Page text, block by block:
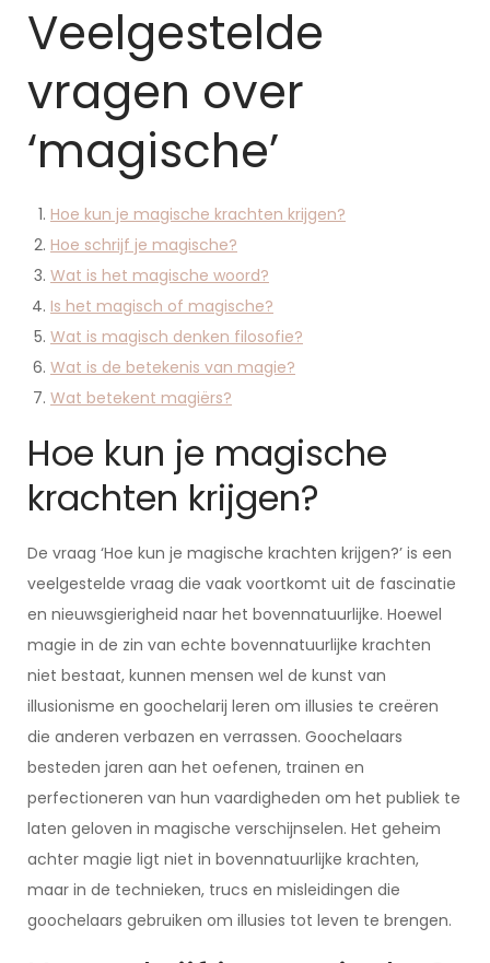
Veelgestelde
vragen over
‘magische’
Hoe kun je magische krachten krijgen?
Hoe schrijf je magische?
Wat is het magische woord?
Is het magisch of magische?
Wat is magisch denken filosofie?
Wat is de betekenis van magie?
Wat betekent magiërs?
Hoe kun je magische
krachten krijgen?
De vraag ‘Hoe kun je magische krachten krijgen?’ is een
veelgestelde vraag die vaak voortkomt uit de fascinatie
en nieuwsgierigheid naar het bovennatuurlijke. Hoewel
magie in de zin van echte bovennatuurlijke krachten
niet bestaat, kunnen mensen wel de kunst van
illusionisme en goochelarij leren om illusies te creëren
die anderen verbazen en verrassen. Goochelaars
besteden jaren aan het oefenen, trainen en
perfectioneren van hun vaardigheden om het publiek te
laten geloven in magische verschijnselen. Het geheim
achter magie ligt niet in bovennatuurlijke krachten,
maar in de technieken, trucs en misleidingen die
goochelaars gebruiken om illusies tot leven te brengen.